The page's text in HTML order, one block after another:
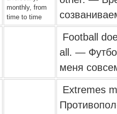
monthly, from
time to time
Football
all. —
меня
Extremes